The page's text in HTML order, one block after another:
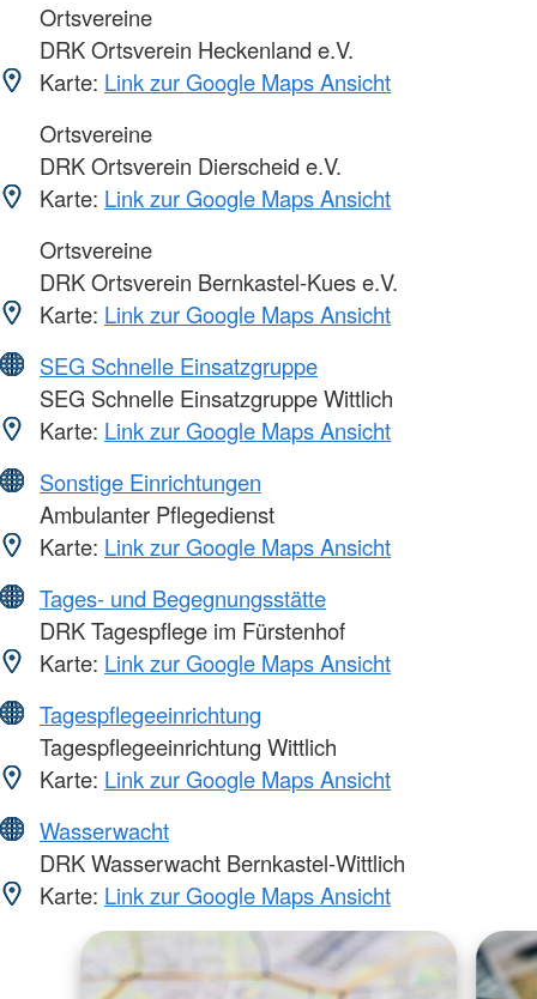
Ortsvereine
DRK Ortsverein Heckenland e.V.
Karte: Link zur Google Maps Ansicht
Ortsvereine
DRK Ortsverein Dierscheid e.V.
Karte: Link zur Google Maps Ansicht
Ortsvereine
DRK Ortsverein Bernkastel-Kues e.V.
Karte: Link zur Google Maps Ansicht
SEG Schnelle Einsatzgruppe
SEG Schnelle Einsatzgruppe Wittlich
Karte: Link zur Google Maps Ansicht
Sonstige Einrichtungen
Ambulanter Pflegedienst
Karte: Link zur Google Maps Ansicht
Tages- und Begegnungsstätte
DRK Tagespflege im Fürstenhof
Karte: Link zur Google Maps Ansicht
Tagespflegeeinrichtung
Tagespflegeeinrichtung Wittlich
Karte: Link zur Google Maps Ansicht
Wasserwacht
DRK Wasserwacht Bernkastel-Wittlich
Karte: Link zur Google Maps Ansicht